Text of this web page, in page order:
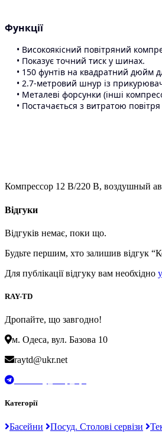
Функції
• Високоякісний повітряний
• Показує точний тиск у шинах.
• 150 фунтів на квадратний дюйм
• 2.7-метровий шнур із
• Металеві форсунки (інші
• Постачається з витратою
Компрессор 12 В/220 В, воздушный
Відгуки
Відгуків немає, поки що.
Будьте першим, хто залишив відгук
Для публікації відгуку вам необхідно
RAY-TD
Дропайте, що завгодно!
м. Одеса, вул. Базова 10
raytd@ukr.net
Категорії
Басейни Посуд. Столові сервізи